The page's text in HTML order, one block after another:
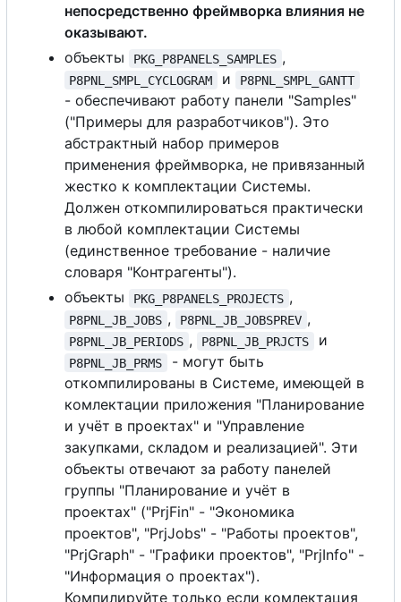
непосредственно фреймворка влияния не
оказывают.
объекты
PKG_P8PANELS_SAMPLES ,
P8PNL_SMPL_CYCLOGRAM и P8PNL_SMPL_GANTT
- обеспечивают работу панели "Samples"
("Примеры для разработчиков"). Это
абстрактный набор примеров
применения фреймворка, не привязанный
жестко к комплектации Системы.
Должен откомпилироваться практически
в любой комплектации Системы
(единственное требование - наличие
словаря "Контрагенты").
объекты
PKG_P8PANELS_PROJECTS ,
P8PNL_JB_JOBS , P8PNL_JB_JOBSPREV ,
P8PNL_JB_PERIODS , P8PNL_JB_PRJCTS и
P8PNL_JB_PRMS
- могут быть
откомпилированы в Системе, имеющей в
комлектации приложения "Планирование
и учёт в проектах" и "Управление
закупками, складом и реализацией". Эти
объекты отвечают за работу панелей
группы "Планирование и учёт в
проектах" ("PrjFin" - "Экономика
проектов", "PrjJobs" - "Работы проектов",
"PrjGraph" - "Графики проектов", "PrjInfo" -
"Информация о проектах").
Компилируйте только если комлектация